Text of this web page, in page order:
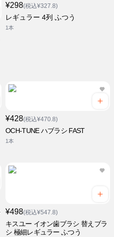
¥298(税込¥327.8)
レギュラー 4列 ふつう
1本
¥428(税込¥470.8)
OCH-TUNE ハブラシ FAST
1本
¥498(税込¥547.8)
キスユー イオン歯ブラシ 替えブラ
シ 極細レギュラー ふつう